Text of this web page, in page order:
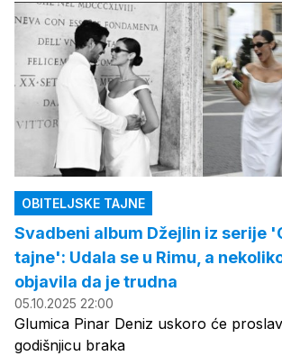
OBITELJSKE TAJNE
Svadbeni album Džejlin iz serije
tajne': Udala se u Rimu, a
objavila da je trudna
05.10.2025 22:00
Glumica Pinar Deniz uskoro će
godišnjicu braka